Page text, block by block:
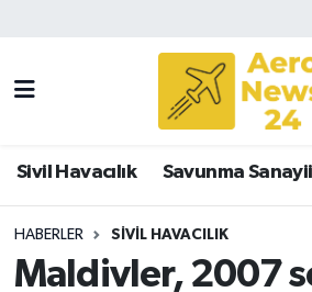
Sivil Havacılık Savunma Sanayii
HABERLER SIVIL HAVACILIK
Maldivler, 2007